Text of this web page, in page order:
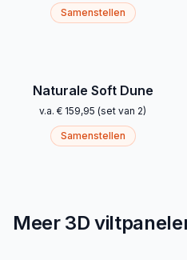
Samenstellen
Naturale Soft Dune
v.a. € 159,95 (set van 2)
Samenstellen
Meer 3D